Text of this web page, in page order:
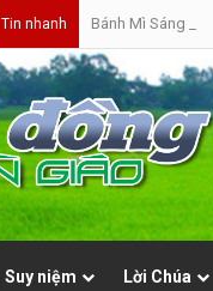
Tin nhanh Bánh Mì Sáng |
Suy niệm Lời Chúa